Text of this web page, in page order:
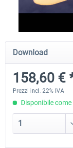
FlightSim Studio - E-
40,96 € *
Download
158,60 €
Prezzi incl. 22% IVA
Disponibile